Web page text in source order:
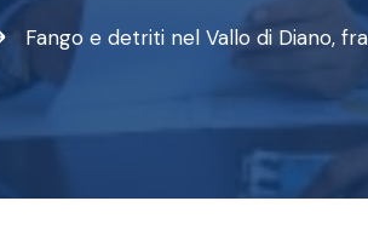
Fango e detriti nel Vallo di Diano,